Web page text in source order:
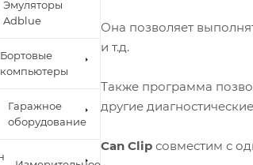
Она позволяет
и т.д.
Также программа
другие
Can Clip совместим с
Эмуляторы
Adblue
Бортовые
компьютеры
Гаражное
оборудование